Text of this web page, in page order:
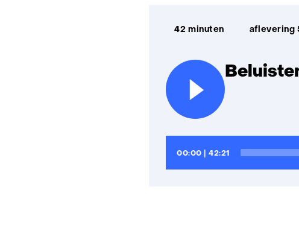
Afspeelduur:
42 minuten aflevering
Huidige
00:00 |Totale
42:21